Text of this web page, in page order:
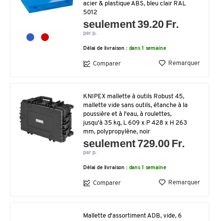
acier & plastique ABS, bleu clair RAL
5012
seulement 39.20 Fr.
par p.
Délai de livraison : dans 1 semaine
Comparer Remarquer
KNIPEX mallette à outils Robust 45,
mallette vide sans outils, étanche à la
poussière et à l'eau, à roulettes,
jusqu'à 35 kg, L 609 x P 428 x H 263
mm, polypropylène, noir
seulement 729.00 Fr.
par p.
Délai de livraison : dans 1 semaine
Comparer Remarquer
Mallette d'assortiment ADB, vide, 6